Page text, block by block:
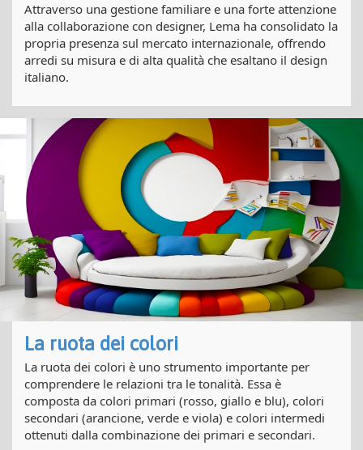
Attraverso una gestione familiare e una forte attenzione
alla collaborazione con designer, Lema ha consolidato la
propria presenza sul mercato internazionale, offrendo
arredi su misura e di alta qualità che esaltano il design
italiano.
La ruota dei colori
La ruota dei colori è uno strumento importante per
comprendere le relazioni tra le tonalità. Essa è
composta da colori primari (rosso, giallo e blu), colori
secondari (arancione, verde e viola) e colori intermedi
ottenuti dalla combinazione dei primari e secondari.